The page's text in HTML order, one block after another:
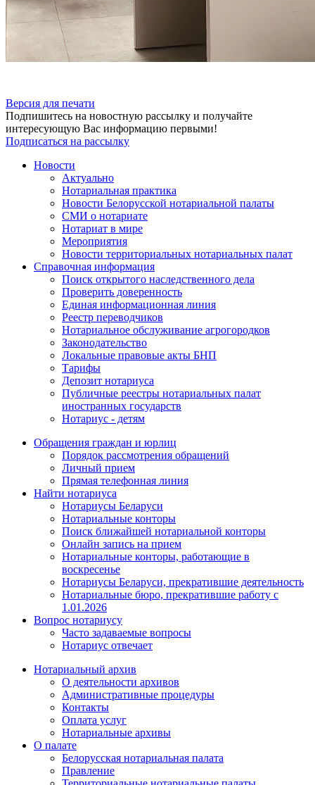
Версия для печати
Подпишитесь на новостную рассылку и получайте
интересующую Вас информацию первыми!
Подписаться на рассылку
Новости
Актуально
Нотариальная практика
Новости Белорусской нотариальной палаты
СМИ о нотариате
Нотариат в мире
Мероприятия
Новости территориальных нотариальных палат
Справочная информация
Поиск открытого наследственного дела
Проверить доверенность
Единая информационная линия
Реестр переводчиков
Нотариальное обслуживание агрогородков
Законодательство
Локальные правовые акты БНП
Тарифы
Депозит нотариуса
Публичные реестры нотариальных палат
иностранных государств
Нотариус - детям
Обращения граждан и юрлиц
Порядок рассмотрения обращений
Личный прием
Прямая телефонная линия
Найти нотариуса
Нотариусы Беларуси
Нотариальные конторы
Поиск ближайшей нотариальной конторы
Онлайн запись на прием
Нотариальные конторы, работающие в
воскресенье
Нотариусы Беларуси, прекратившие деятельность
Нотариальные бюро, прекратившие работу с
1.01.2026
Вопрос нотариусу
Часто задаваемые вопросы
Нотариус отвечает
Нотариальный архив
О деятельности архивов
Административные процедуры
Контакты
Оплата услуг
Нотариальные архивы
О палате
Белорусская нотариальная палата
Правление